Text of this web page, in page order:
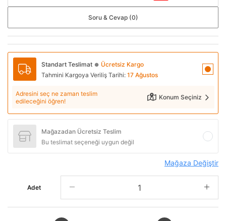
Soru & Cevap (0)
Standart Teslimat ● Ücretsiz Kargo
Tahmini Kargoya Veriliş Tarihi: 17 Ağustos
Adresini seç ne zaman teslim
edileceğini öğren!
Konum Seçiniz
Mağazadan Ücretsiz Teslim
Bu teslimat seçeneği uygun değil
Mağaza Değiştir
Adet